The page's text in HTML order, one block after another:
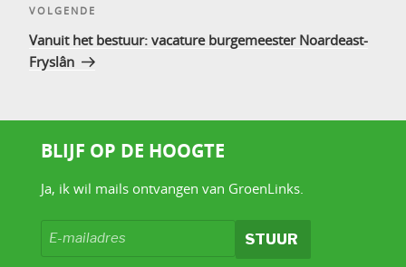
Volgend
bericht
VOLGENDE
Vanuit het bestuur: vacature burgemeester Noardeast-
Fryslân
BLIJF OP DE HOOGTE
Ja, ik wil mails ontvangen van GroenLinks.